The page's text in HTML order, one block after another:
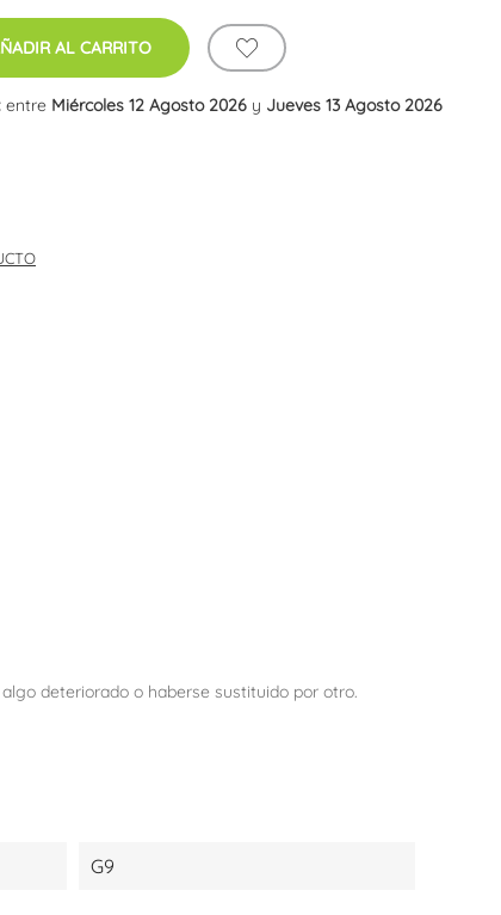
AL CARRITO
entre Miércoles 12 Agosto 2026 y Jueves 13 Agosto 2026
deteriorado o haberse sustituido por otro.
G9